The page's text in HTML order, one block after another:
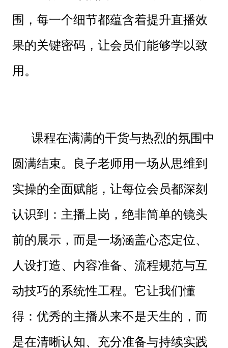
围，每一个细节都蕴含着提升直播效
果的关键密码，让会员们能够学以致
用。
课程在满满的干货与热烈的氛围中
圆满结束。良子老师用一场从思维到
实操的全面赋能，让每位会员都深刻
认识到：主播上岗，绝非简单的镜头
前的展示，而是一场涵盖心态定位、
人设打造、内容准备、流程规范与互
动技巧的系统性工程。它让我们懂
得：优秀的主播从来不是天生的，而
是在清晰认知、充分准备与持续实践